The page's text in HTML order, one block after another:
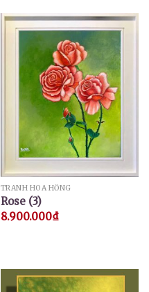
TRANH HOA HỒNG
Rose (3)
8.900.000₫